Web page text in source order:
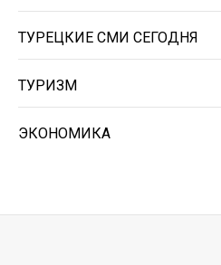
ТУРЕЦКИЕ СМИ СЕГОДНЯ
ТУРИЗМ
ЭКОНОМИКА